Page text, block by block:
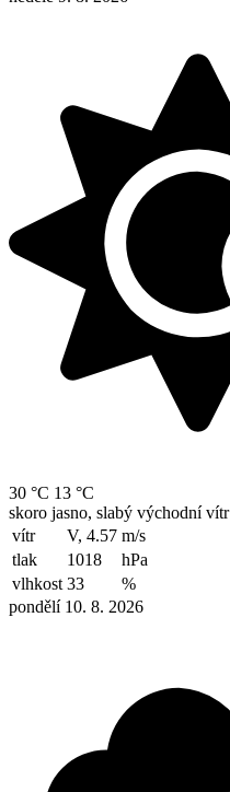
30 °C 13 °C
skoro jasno, slabý východní vítr
vítr
V, 4.57 m/s
tlak
1018
hPa
vlhkost 33
%
pondělí 10. 8. 2026